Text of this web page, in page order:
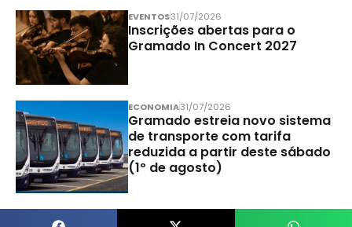
EVENTOS31/07/2026
Inscrições abertas para o
Gramado In Concert 2027
ECONOMIA31/07/2026
Gramado estreia novo sistema
de transporte com tarifa
reduzida a partir deste sábado
(1º de agosto)